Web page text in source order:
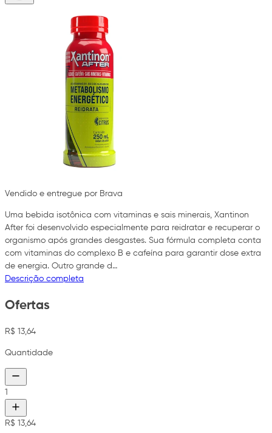
Vendido e entregue por Brava
Uma bebida isotônica com vitaminas e sais minerais, Xantinon
After foi desenvolvido especialmente para reidratar e recuperar o
organismo após grandes desgastes. Sua fórmula completa conta
com vitaminas do complexo B e cafeína para garantir dose extra
de energia. Outro grande d…
Descrição completa
Ofertas
R$ 13,64
Quantidade
1
R$ 13,64